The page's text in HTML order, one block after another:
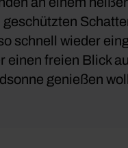
geschützten
schnell wieder
einen freien Blick
genießen